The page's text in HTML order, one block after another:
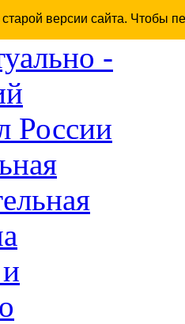
версии сайта. Чтобы
-
России